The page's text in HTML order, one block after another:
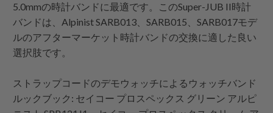
5.0mmの時計バンドに最適です。このSuper-JUB II時計
バンドは、Alpinist SARB013、SARB015、SARB017モデ
ルのアフターマーケット時計バンドの交換に適した良い
選択肢です。
ストラップコードのデモウォッチによるウォッチバンド
ルックブック: セイコー プロスペックス グリーン アルピ